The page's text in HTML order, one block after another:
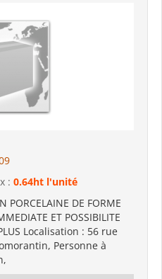
: 0.64ht l'unité
PORCELAINE DE FORME
ET POSSIBILITE
Localisation : 56 rue
Personne à